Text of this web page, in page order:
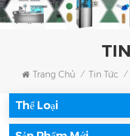
Trang Chủ / Tin Tức /
Thể Loại